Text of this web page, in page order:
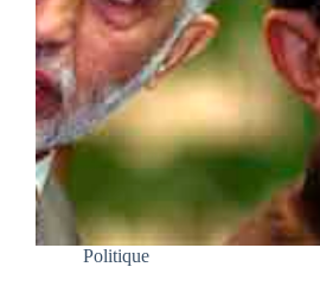
Politique